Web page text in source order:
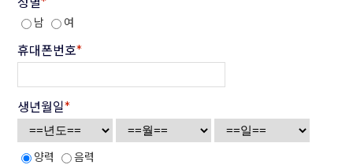
③ 관리자 또는 제3자의 저작권 기타 권리를 침해하는 내용
④ 관리자가 정한 게시기간을 초과한 경우
⑤ 외설 음란물, 다른 음란물 사이트의 링크, 상업적 목적의 광고,
행운의 편지(chain letter), 다단계판매조직에의 가입을 권유하
⑥ 관계법령에 위반된다고 판단되는 내용
⑦ 기타 관리자의 "희파사" 운영방침에 위배되는 내용
(2) 게시물에 대한 권리와 책임은 모두 게시자에게 있으며, 관리자
는 게시물이 제(1)항에 해당하지 아니하는 한, 게시자의 사전동의
없이 이를 임의로 처리할 수 없습니다. 또한, 관리자는 "희파사" 내
홈페이지 회원
관리
-아이디/패스워
-주소,이메일주
소
회원탈퇴
남 여
휴대폰번호*
생년월일*
양력 음력